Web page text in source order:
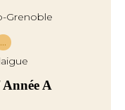
Grenoble
…
A